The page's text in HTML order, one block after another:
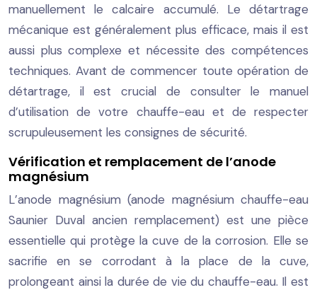
manuellement le calcaire accumulé. Le détartrage
mécanique est généralement plus efficace, mais il est
aussi plus complexe et nécessite des compétences
techniques. Avant de commencer toute opération de
détartrage, il est crucial de consulter le manuel
d’utilisation de votre chauffe-eau et de respecter
scrupuleusement les consignes de sécurité.
Vérification et remplacement de l’anode
magnésium
L’anode magnésium (anode magnésium chauffe-eau
Saunier Duval ancien remplacement) est une pièce
essentielle qui protège la cuve de la corrosion. Elle se
sacrifie en se corrodant à la place de la cuve,
prolongeant ainsi la durée de vie du chauffe-eau. Il est